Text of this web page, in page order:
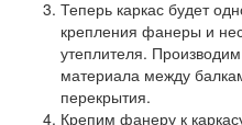
Теперь каркас будет
крепления фанеры и
утеплителя.
материала между
перекрытия.
Крепим фанеру к